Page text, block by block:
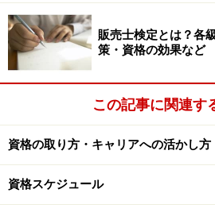
販売士検定とは？各
策・資格の効果など
この記事に関連す
資格の取り方・キャリアへの活かし方
資格スケジュール